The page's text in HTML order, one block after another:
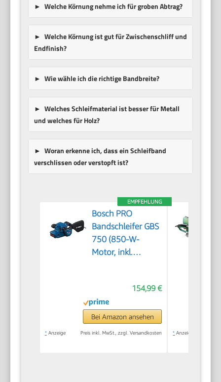
Welche Körnung nehme ich für groben Abtrag?
Welche Körnung ist gut für Zwischenschliff und
Endfinish?
Wie wähle ich die richtige Bandbreite?
Welches Schleifmaterial ist besser für Metall
und welches für Holz?
Woran erkenne ich, dass ein Schleifband
verschlissen oder verstopft ist?
EMPFEHLUNG
Bosch PRO
Bandschleifer GBS
750 (850-W-
Motor, inkl.
154,99 €
Bei Amazon ansehen
*Anzeige Preis inkl. MwSt., zzgl. Versandkosten * Anzeige